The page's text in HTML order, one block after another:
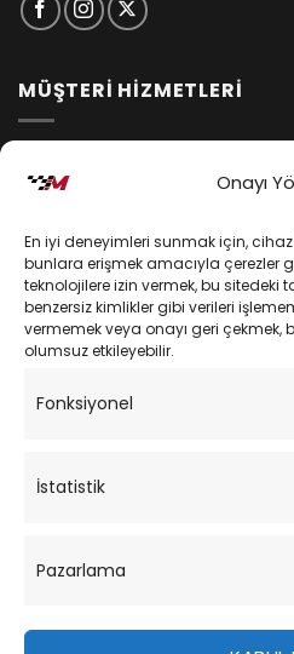
Onayı
En iyi deneyimleri sunmak için,
bunlara erişmek amacıyla çerezler
teknolojilere izin vermek, bu sitedeki
benzersiz kimlikler gibi verileri
vermemek veya onayı geri çekmek,
olumsuz etkileyebilir.
Fonksiyonel
İstatistik
Pazarlama
MÜŞTERİ HİZMETLERİ
Kişisel Verilerin Korunması
Mesafeli Satış Sözleşmesi
Sipariş Takibi